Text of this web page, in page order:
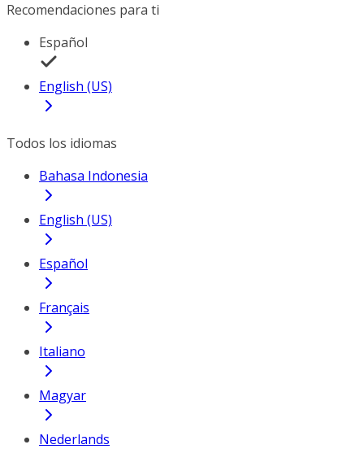
Recomendaciones para ti
Español
English (US)
Todos los idiomas
Bahasa Indonesia
English (US)
Español
Français
Italiano
Magyar
Nederlands